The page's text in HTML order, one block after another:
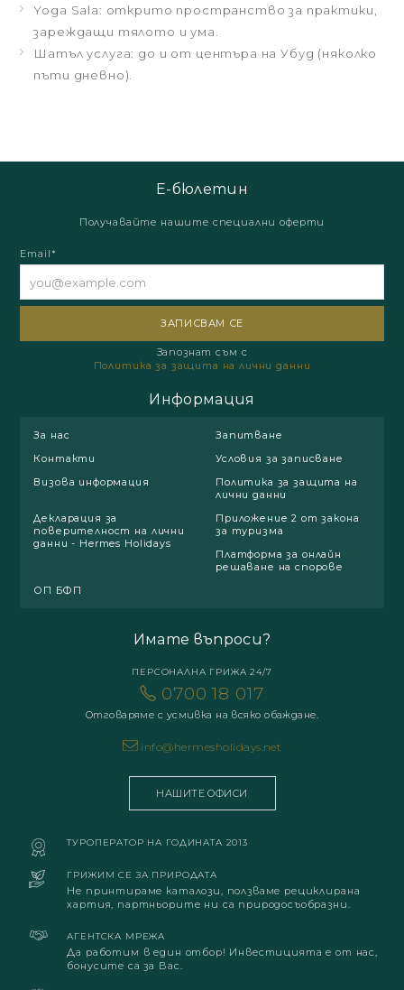
Yoga Sala: открито пространство за практики,
зареждащи тялото и ума.
Шатъл услуга: до и от центъра на Убуд (няколко
пъти дневно).
Е-бюлетин
Получавайте нашите специални оферти
Email*
Запознат съм с
Политика за защита на лични данни
Информация
За нас
Запитване
Контакти
Условия за записване
Визова информация
Политика за защита на
лични данни
Декларация за
поверителност на лични
данни - Hermes Holidays
Приложение 2 от закона
за туризма
Платформа за онлайн
решаване на спорове
ОП БФП
Имате въпроси?
ПЕРСОНАЛНА ГРИЖА 24/7
0700 18 017
Отговаряме с усмивка на всяко обаждане.
info@hermesholidays.net
НАШИТЕ ОФИСИ
ТУРОПЕРАТОР НА ГОДИНАТА 2013
ГРИЖИМ СЕ ЗА ПРИРОДАТА
Не принтираме каталози, ползваме рециклирана
хартия, партньорите ни са природосъобразни.
АГЕНТСКА МРЕЖА
Да работим в един отбор! Инвестицията е от нас,
бонусите са за Вас.